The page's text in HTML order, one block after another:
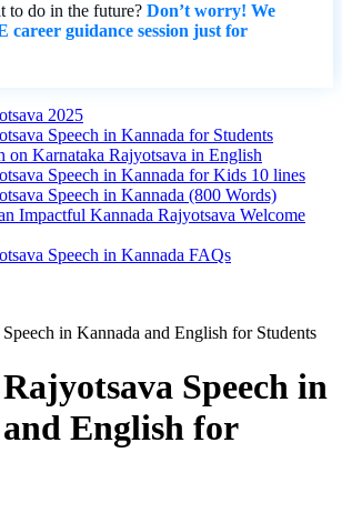
to do in the future? Don’t worry! We
career guidance session just for
2025
Speech in Kannada for Students
on Karnataka Rajyotsava in English
Speech in Kannada for Kids 10 lines
Speech in Kannada (800 Words)
Impactful Kannada Rajyotsava Welcome
Speech in Kannada FAQs
in Kannada and English for Students
Speech in
English for